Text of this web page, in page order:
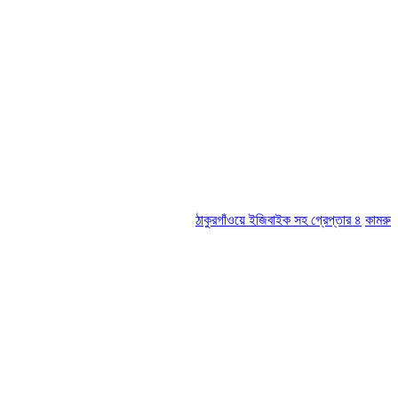
ঠাকুরগাঁওয়ে ইজিবাইক সহ গ্রেপ্তার ৪ কামরুল-জসিম